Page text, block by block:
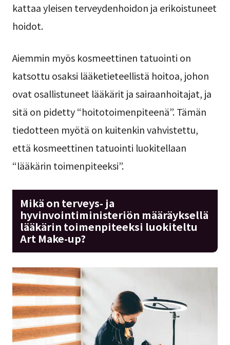
kattaa yleisen terveydenhoidon ja erikoistuneet
hoidot.
Aiemmin myös kosmeettinen tatuointi on
katsottu osaksi lääketieteellistä hoitoa, johon
ovat osallistuneet lääkärit ja sairaanhoitajat, ja
sitä on pidetty “hoitotoimenpiteenä”. Tämän
tiedotteen myötä on kuitenkin vahvistettu,
että kosmeettinen tatuointi luokitellaan
“lääkärin toimenpiteeksi”.
Mikä on terveys- ja
hyvinvointiministeriön määräyksellä
lääkärin toimenpiteeksi luokiteltu
Art Make-up?